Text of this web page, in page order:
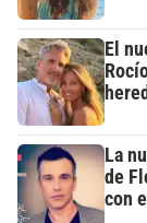
El
La
de
con